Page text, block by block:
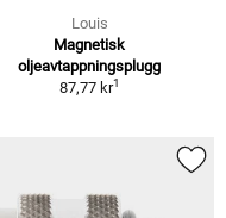
Louis
Magnetisk
oljeavtappningsplugg
87,77 kr1